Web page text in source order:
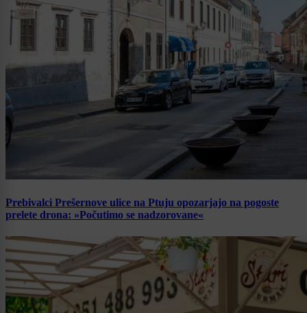
Prebivalci Prešernove ulice na Ptuju opozarjajo na pogoste
prelete drona: »Počutimo se nadzorovane«